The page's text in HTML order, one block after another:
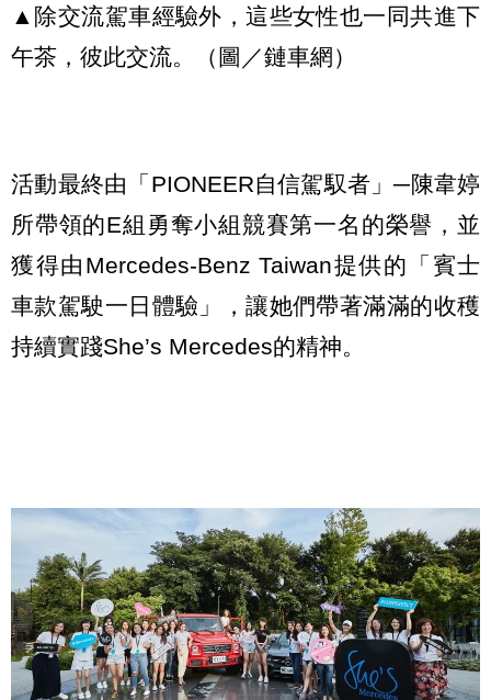
▲除交流駕車經驗外，這些女性也一同共進下
午茶，彼此交流。（圖／鏈車網）
活動最終由「PIONEER自信駕馭者」─陳韋婷
所帶領的E組勇奪小組競賽第一名的榮譽，並
獲得由Mercedes-Benz Taiwan提供的「賓士
車款駕駛一日體驗」，讓她們帶著滿滿的收穫
持續實踐She’s Mercedes的精神。